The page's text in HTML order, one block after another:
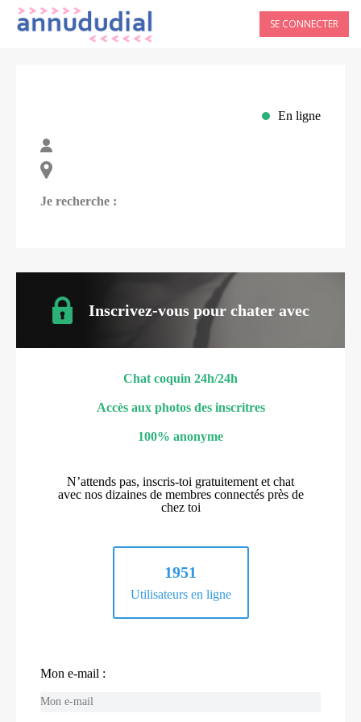
SE CONNECTER
En ligne
Je recherche :
Inscrivez-vous pour chater avec
Chat coquin 24h/24h
Accès aux photos des inscritres
100% anonyme
N’attends pas, inscris-toi gratuitement et chat
avec nos dizaines de membres connectés près de
chez toi
1951
Utilisateurs en ligne
Mon e-mail :